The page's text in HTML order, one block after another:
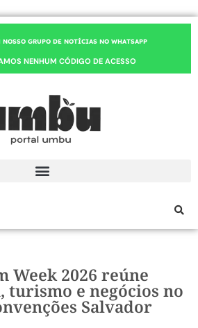
NOSSO GRUPO DE NOTÍCIAS NO WHATSAPP
NENHUM CÓDIGO DE ACESSO
Week 2026 reúne
turismo e negócios no
Salvador